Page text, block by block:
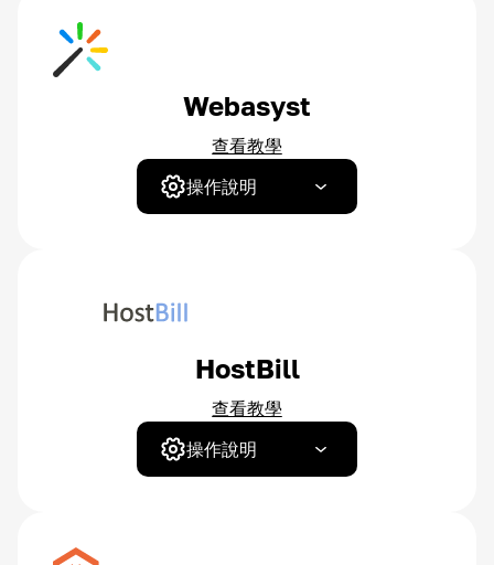
Webasyst
查看教學
操作說明
HostBill
查看教學
操作說明